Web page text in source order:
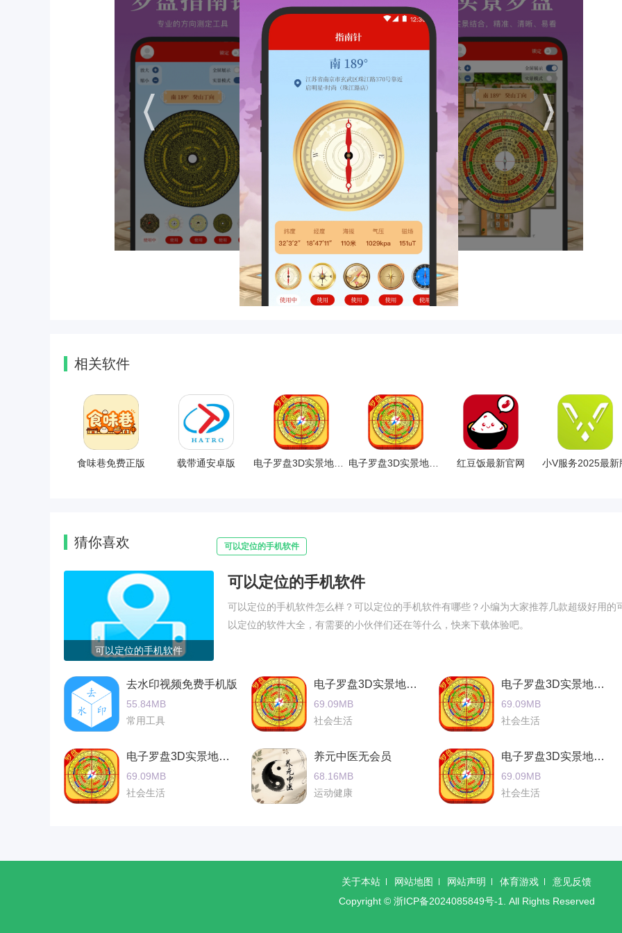
使用方法
1. 启动与校准：首次打开软件需完成罗盘校准，按提示水平旋转手机360度，确保方向数据精准；日常使用中
随时点击“校准”按钮重置。
2. 地图模式切换：主界面下方菜单栏提供2D平面地图、3D地形图及街景视图三种模式，滑动屏幕可自由缩放
双指捏合调整视角。
3. AR实景导航：在街景模式下点击“AR导航”，软件将调用摄像头，在实景画面中叠加虚拟箭头与距离提示，
4. 离线地图下载：进入“设置”-“离线地图”，选择目标区域下载数据包，支持按国家/城市筛选，下载后可在无网
环境下使用基础导航功能。
5. 兴趣点标记：长按地图任意位置可添加标记，支持自定义名称、图标及备注，标记点可导出为KML文件分
1. 高精度罗盘：采用多传感器融合算法，即使手机倾斜或弱信号环境下仍能保持方向精度，误差小于1度。
2. 3D地形可视化：基于真实海拔数据生成立体地形模型，支持等高线显示与坡度分析，助力户外路线规划。
相关软件
食味巷免费正版 载带通安卓版 电子罗盘3D实景地图手机版 红豆饭最新官网 小V服务2025最新
猜你喜欢 可以定位的手机软件
可以定位的手机软件
可以定位的手机软件
可以定位的手机软件怎么样？可以定位的手机软件有哪些？小编为大家推荐几款超级好用的
以定位的软件大全，有需要的小伙伴们还在等什么，快来下载体验吧。
去水印视频免费手机版
55.84MB
常用工具
电子罗盘3D实景地图官方安卓版
69.09MB
社会生活
电子罗盘3D实景地图正式版安卓
69.09MB
社会生活
电子罗盘3D实景地图最新版
69.09MB
社会生活
养元中医无会员
68.16MB
运动健康
电子罗盘3D实景地图官网手机版
69.09MB
社会生活
关于本站 网站地图 网站声明 体育游戏
意见反馈
Copyright © 浙ICP备2024085849号-1 . All Rights Reserved